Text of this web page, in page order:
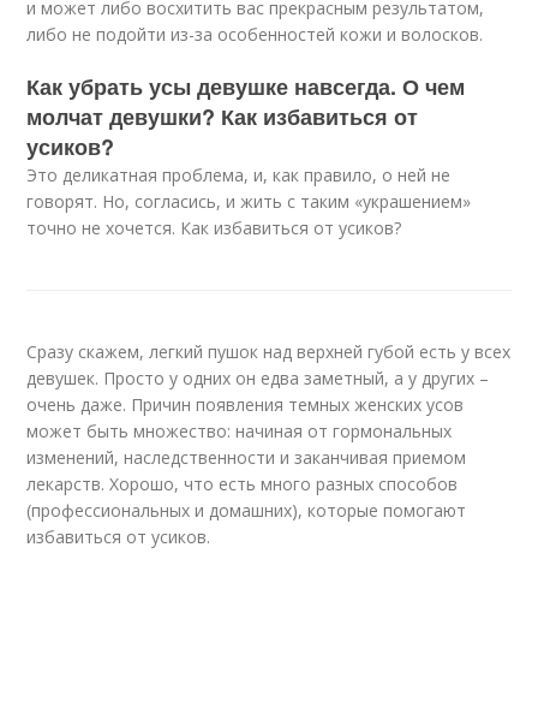
и может либо восхитить вас прекрасным результатом,
либо не подойти из-за особенностей кожи и волосков.
Как убрать усы девушке навсегда. О чем
молчат девушки? Как избавиться от
усиков?
Это деликатная проблема, и, как правило, о ней не
говорят. Но, согласись, и жить с таким «украшением»
точно не хочется. Как избавиться от усиков?
Сразу скажем, легкий пушок над верхней губой есть у всех
девушек. Просто у одних он едва заметный, а у других –
очень даже. Причин появления темных женских усов
может быть множество: начиная от гормональных
изменений, наследственности и заканчивая приемом
лекарств. Хорошо, что есть много разных способов
(профессиональных и домашних), которые помогают
избавиться от усиков.